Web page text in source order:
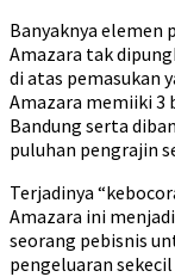
Banyaknya elemen
Amazara tak
di atas pemasukan
Amazara memiiki 3
Bandung serta
puluhan pengrajin
Terjadinya
Amazara ini
seorang pebisnis
pengeluaran